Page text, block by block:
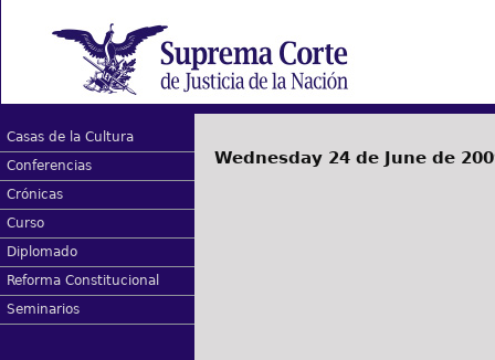
Casas de la Cultura
Conferencias
Crónicas
Curso
Diplomado
Reforma Constitucional
Seminarios
Wednesday 24 de June de